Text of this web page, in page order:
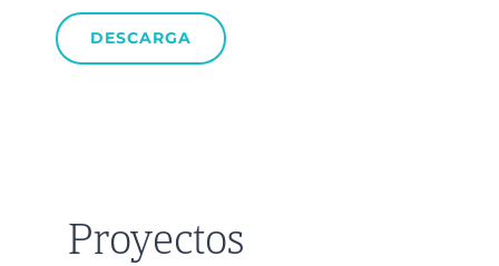
DESCARGA
Proyectos